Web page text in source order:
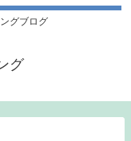
グブログ
グ